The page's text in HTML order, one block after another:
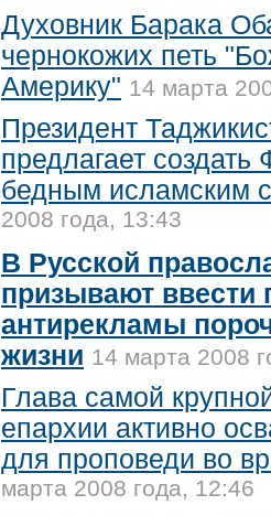
Духовник Барака
чернокожих петь
Америку" 14 марта
Президент
предлагает
бедным исламским
2008 года, 13:43
В Русской
призывают ввести
антирекламы
жизни 14 марта 2008
Глава самой
епархии активно
для проповеди во
марта 2008 года, 12:46